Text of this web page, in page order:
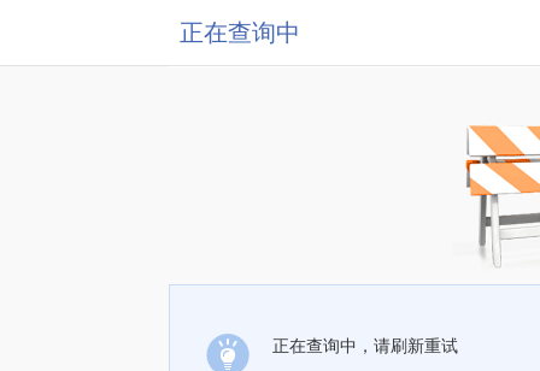
正在查询中
正在查询中，请刷新重试